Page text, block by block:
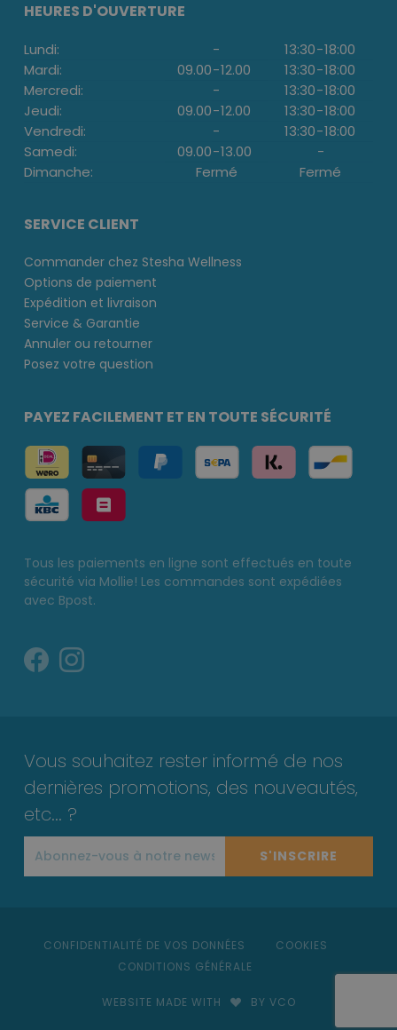
HEURES D'OUVERTURE
Lundi: - 13:30-18:00
Mardi:
09.00-12.00 13:30-18:00
Mercredi:
- 13:30-18:00
Jeudi:
09.00-12.00 13:30-18:00
Vendredi:
- 13:30-18:00
Samedi:
09.00-13.00
-
Dimanche:
Fermé Fermé
SERVICE CLIENT
Commander chez Stesha Wellness
Options de paiement
Expédition et livraison
Service & Garantie
Annuler ou retourner
Posez votre question
PAYEZ FACILEMENT ET EN TOUTE SÉCURITÉ
Tous les paiements en ligne sont effectués en toute
sécurité via Mollie! Les commandes sont expédiées
avec Bpost.
Vous souhaitez rester informé de nos
dernières promotions, des nouveautés,
etc... ?
S'INSCRIRE
CONFIDENTIALITÉ DE VOS DONNÉES
COOKIES
CONDITIONS GÉNÉRALE
WEBSITE MADE WITH BY VCO